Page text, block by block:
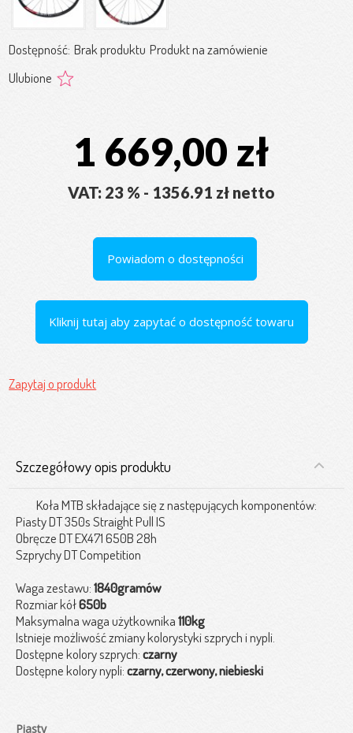
Dostępność: Brak produktu Produkt na zamówienie
Ulubione
1 669,00 zł
VAT: 23 % - 1356.91 zł netto
Powiadom o dostępności
Kliknij tutaj aby zapytać o dostępność towaru
Zapytaj o produkt
Szczegółowy opis produktu
Koła MTB składające się z następujących komponentów:
Piasty DT 350s Straight Pull IS
Obręcze DT EX471 650B 28h
Szprychy DT Competition
Waga zestawu:1840gramów
Rozmiar kół650b
Maksymalna waga użytkownika110kg
Istnieje możliwość zmiany kolorystyki szprych i nypli.
Dostępne kolory szprych:czarny
Dostępne kolory nypli:czarny, czerwony, niebieski
Piasty